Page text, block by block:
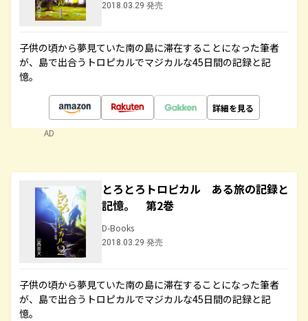
2018.03.29 発売
子供の頃から夢見ていた南の島に滞在することになった筆者
が、島で出合うトロピカルでマジカルな45日間の記録と記
憶。
詳細を見る
AD
とろとろトロピカル ある旅の記録と
記憶。 第2巻
D-Books
2018.03.29 発売
子供の頃から夢見ていた南の島に滞在することになった筆者
が、島で出合うトロピカルでマジカルな45日間の記録と記
憶。